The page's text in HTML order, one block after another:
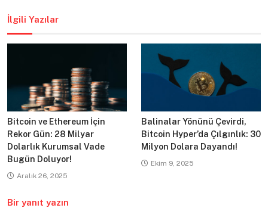
İlgili Yazılar
Bitcoin ve Ethereum İçin
Rekor Gün: 28 Milyar
Dolarlık Kurumsal Vade
Bugün Doluyor!
Aralık 26, 2025
Balinalar Yönünü Çevirdi,
Bitcoin Hyper’da Çılgınlık: 30
Milyon Dolara Dayandı!
Ekim 9, 2025
Bir yanıt yazın